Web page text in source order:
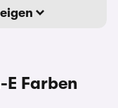
E Farben